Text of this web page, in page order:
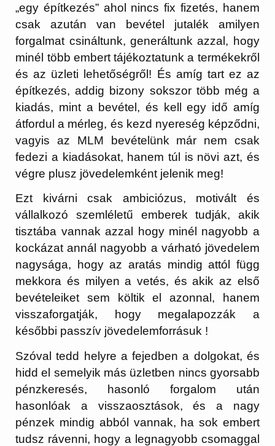
„egy építkezés” ahol nincs fix fizetés, hanem
csak azután van bevétel jutalék amilyen
forgalmat csináltunk, generáltunk azzal, hogy
minél több embert tájékoztatunk a termékekről
és az üzleti lehetőségről! És amíg tart ez az
építkezés, addig bizony sokszor több még a
kiadás, mint a bevétel, és kell egy idő amíg
átfordul a mérleg, és kezd nyereség képződni,
vagyis az MLM bevételünk már nem csak
fedezi a kiadásokat, hanem túl is növi azt, és
végre plusz jövedelemként jelenik meg!
Ezt kivárni csak ambiciózus, motivált és
vállalkozó szemléletű emberek tudják, akik
tisztába vannak azzal hogy minél nagyobb a
kockázat annál nagyobb a várható jövedelem
nagysága, hogy az aratás mindig attól függ
mekkora és milyen a vetés, és akik az első
bevételeiket sem költik el azonnal, hanem
visszaforgatják, hogy megalapozzák a
későbbi passzív jövedelemforrásuk !
Szóval tedd helyre a fejedben a dolgokat, és
hidd el semelyik más üzletben nincs gyorsabb
pénzkeresés, hasonló forgalom után
hasonlóak a visszaosztások, és a nagy
pénzek mindig abból vannak, ha sok embert
tudsz rávenni, hogy a legnagyobb csomaggal